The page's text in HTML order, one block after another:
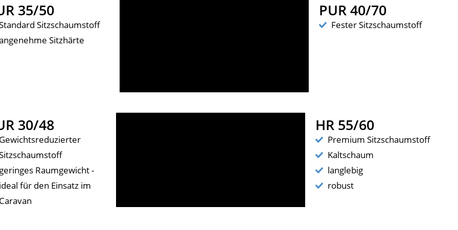
35/50
Sitzschaumstoff
Sitzhärte
PUR 40/70
Fester Sitzschaumstoff
30/48
Raumgewicht -
für den Einsatz im
HR 55/60
Premium Sitzschaumstoff
Kaltschaum
langlebig
robust